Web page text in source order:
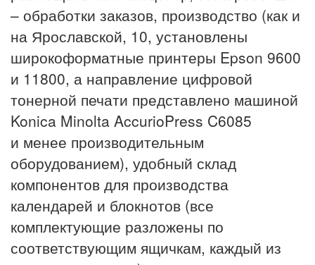
– обработки заказов, производство (как и
на Ярославской, 10, установлены
широкоформатные принтеры Epson 9600
и 11800, а направление цифровой
тонерной печати представлено машиной
Konica Minolta AccurioPress C6085
и менее производительным
оборудованием), удобный склад
компонентов для производства
календарей и блокнотов (все
комплектующие разложены по
соответствующим ящичкам, каждый из